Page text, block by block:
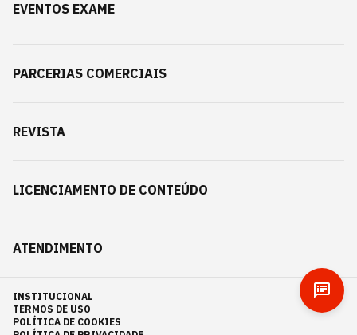
EVENTOS EXAME
PARCERIAS COMERCIAIS
REVISTA
LICENCIAMENTO DE CONTEÚDO
ATENDIMENTO
INSTITUCIONAL
TERMOS DE USO
POLÍTICA DE COOKIES